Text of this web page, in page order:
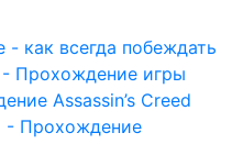
как всегда побеждать
Прохождение игры
Assassin’s Creed
- Прохождение